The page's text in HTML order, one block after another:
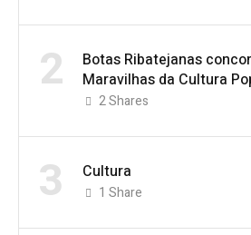
2
Botas Ribatejanas
Maravilhas da Cultura
2Shares
3 Cultura
1 Share